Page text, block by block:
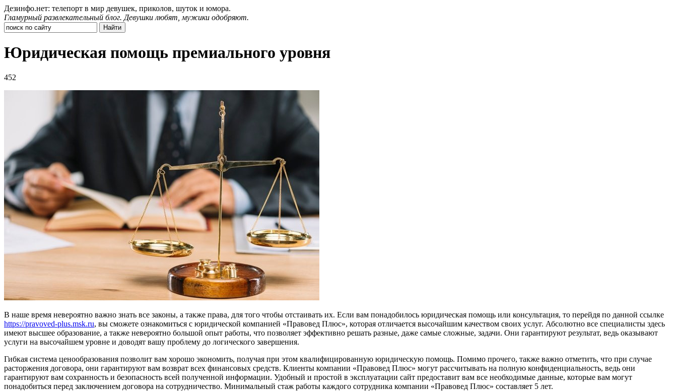
Дезинфо.нет: телепорт в мир девушек, приколов, шуток и юмора.
Гламурный развлекательный блог. Девушки любят, мужики одобряют.
Юридическая помощь премиального уровня
452
В наше время невероятно важно знать все законы, а также права, для того чтобы отстаивать их. Если вам понадобилось юридическая помощь или консультация, то перейдя по данной ссылке
https://pravoved-plus.msk.ru, вы сможете ознакомиться с юридической компанией «Правовед Плюс», которая отличается высочайшим качеством своих услуг. Абсолютно все специалисты здесь
имеют высшее образование, а также невероятно большой опыт работы, что позволяет эффективно решать разные, даже самые сложные, задачи. Они гарантируют результат, ведь оказывают
услуги на высочайшем уровне и доводят вашу проблему до логического завершения.
Гибкая система ценообразования позволит вам хорошо экономить, получая при этом квалифицированную юридическую помощь. Помимо прочего, также важно отметить, что при случае
расторжения договора, они гарантируют вам возврат всех финансовых средств. Клиенты компании «Правовед Плюс» могут рассчитывать на полную конфиденциальность, ведь они
гарантируют вам сохранность и безопасность всей полученной информации. Удобный и простой в эксплуатации сайт предоставит вам все необходимые данные, которые вам могут
понадобиться перед заключением договора на сотрудничество. Минимальный стаж работы каждого сотрудника компании «Правовед Плюс» составляет 5 лет.